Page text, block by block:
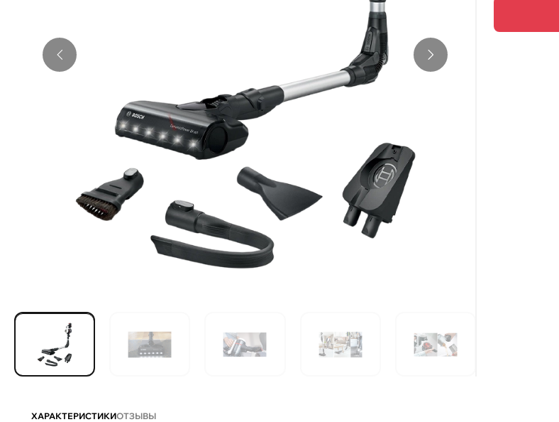
ХАРАКТЕРИСТИКИОТЗЫВЫ